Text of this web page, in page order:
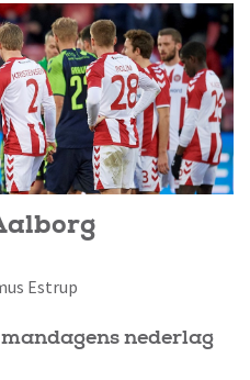
Estrup
nederlag